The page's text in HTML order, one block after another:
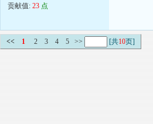
贡献值: 23 点
<< 1 2 3 4 5 >> [共10页]